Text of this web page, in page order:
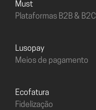
must
Plataformas B2B & B2C
Lusopay
Meios de pagamento
Ecofatura
Fidelização